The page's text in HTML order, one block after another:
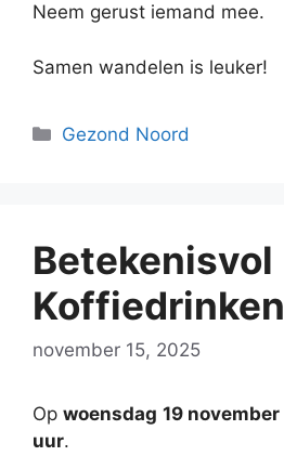
Neem gerust iemand mee.
Samen wandelen is leuker!
Categorieën
Gezond Noord
Betekenisvol
Koffiedrinken
november 15, 2025
Op woensdag 19 november
uur.